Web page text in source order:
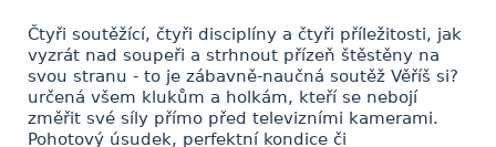
Čtyři soutěžící, čtyři disciplíny a čtyři příležitosti, jak
vyzrát nad soupeři a strhnout přízeň štěstěny na
svou stranu - to je zábavně-naučná soutěž Věříš si?
určená všem klukům a holkám, kteří se nebojí
změřit své síly přímo před televizními kamerami.
Pohotový úsudek, perfektní kondice či